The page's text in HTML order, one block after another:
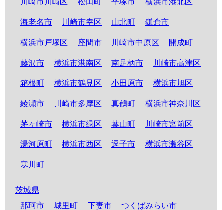
川崎市川崎区 松田町 平塚市 横浜市港北区
海老名市 川崎市幸区 山北町 鎌倉市
横浜市戸塚区 座間市 川崎市中原区 開成町
藤沢市 横浜市港南区 南足柄市 川崎市高津区
箱根町 横浜市鶴見区 小田原市 横浜市旭区
綾瀬市 川崎市多摩区 真鶴町 横浜市神奈川区
茅ヶ崎市 横浜市緑区 葉山町 川崎市宮前区
湯河原町 横浜市西区 逗子市 横浜市瀬谷区
寒川町
茨城県
那珂市
城里町 下妻市 つくばみらい市